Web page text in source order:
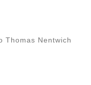
Thomas Nentwich